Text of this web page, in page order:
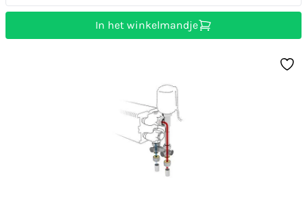
In het winkelmandje